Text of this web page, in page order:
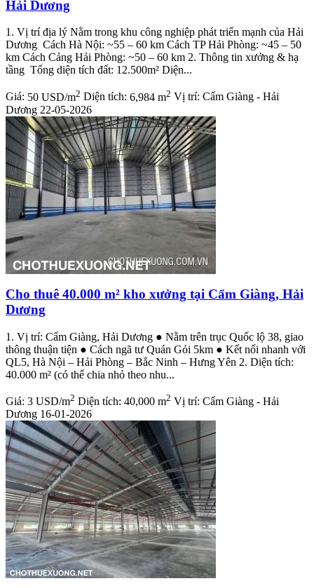
Hải Dương
1. Vị trí địa lý Nằm trong khu công nghiệp phát triển mạnh của Hải
Dương Cách Hà Nội: ~55 – 60 km Cách TP Hải Phòng: ~45 – 50
km Cách Cảng Hải Phòng: ~50 – 60 km 2. Thông tin xưởng & hạ
tầng Tổng diện tích đất: 12.500m² Diện...
Giá: 50 USD/m2 Diện tích: 6,984 m2 Vị trí: Cẩm Giàng - Hải
Dương 22-05-2026
Cho thuê 40.000 m² kho xưởng tại Cẩm Giàng, Hải
Dương
1. Vị trí: Cẩm Giàng, Hải Dương ● Nằm trên trục Quốc lộ 38, giao
thông thuận tiện ● Cách ngã tư Quán Gỏi 5km ● Kết nối nhanh với
QL5, Hà Nội – Hải Phòng – Bắc Ninh – Hưng Yên 2. Diện tích:
40.000 m² (có thể chia nhỏ theo nhu...
Giá: 3 USD/m2 Diện tích: 40,000 m2 Vị trí: Cẩm Giàng - Hải
Dương 16-01-2026